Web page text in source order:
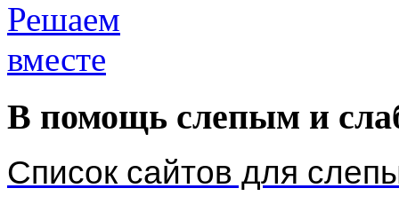
В помощь слепым и
Список сайтов для